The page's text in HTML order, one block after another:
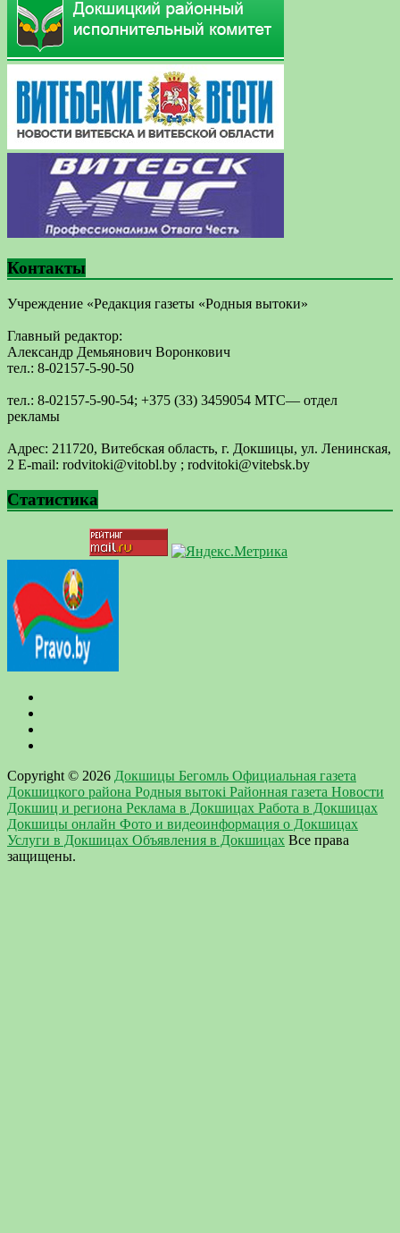
Контакты
Учреждение «Редакция газеты «Родныя вытоки»
Главный редактор:
Александр Демьянович Воронкович
тел.: 8-02157-5-90-50
тел.: 8-02157-5-90-54; +375 (33) 3459054 МТС— отдел
рекламы
Адрес: 211720, Витебская область, г. Докшицы, ул. Ленинская,
2 E-mail: ​rodvitoki@​​vitobl​.by ; rodvitoki@vitebsk.by
Статистика
Copyright © 2026 Докшицы Бегомль Официальная газета
Докшицкого района Родныя вытокi Районная газета Новости
Докшиц и региона Реклама в Докшицах Работа в Докшицах
Докшицы онлайн Фото и видеоинформация о Докшицах
Услуги в Докшицах Объявления в Докшицах Все права
защищены.